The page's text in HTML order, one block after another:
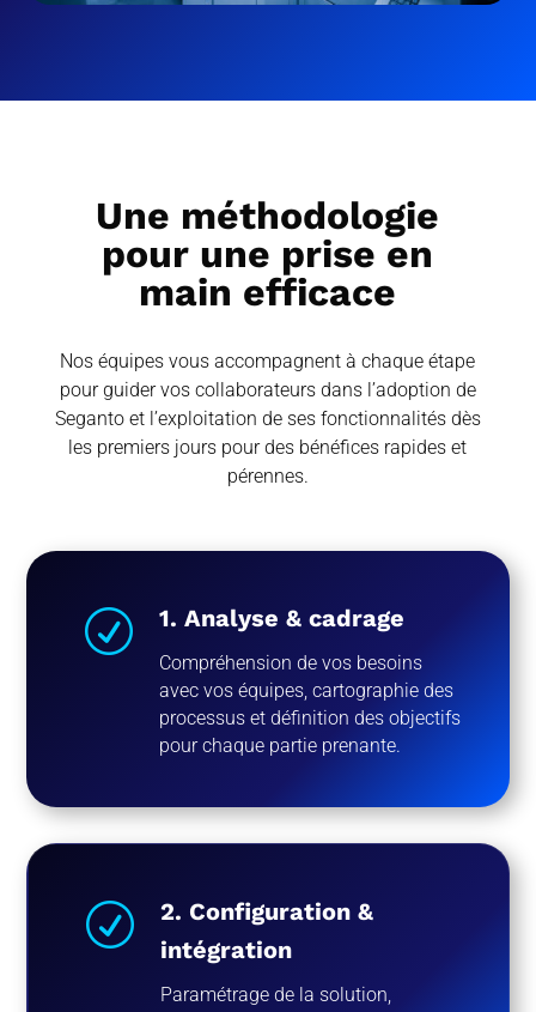
Une méthodologie
pour une prise en
main efficace
Nos équipes vous accompagnent à chaque étape
pour guider vos collaborateurs dans l’adoption de
Seganto et l’exploitation de ses fonctionnalités dès
les premiers jours pour des bénéfices rapides et
pérennes.
R 1. Analyse & cadrage
Compréhension de vos besoins
avec vos équipes, cartographie des
processus et définition des objectifs
pour chaque partie prenante.
R
2. Configuration &
intégration
Paramétrage de la solution,